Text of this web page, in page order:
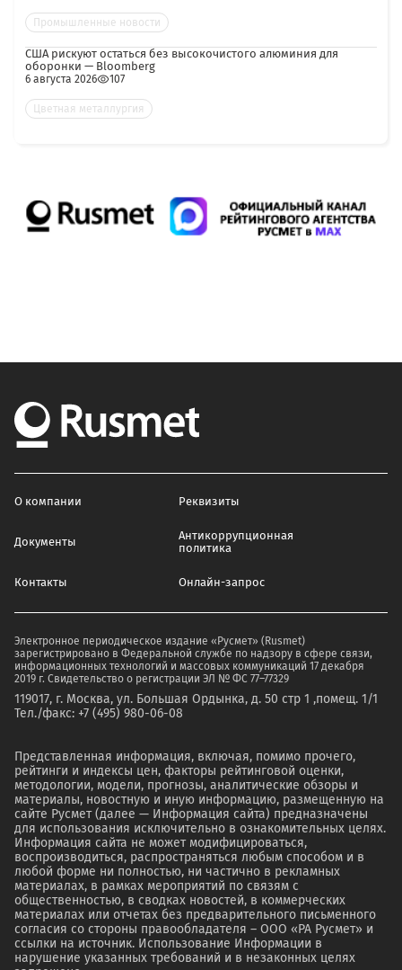
Промышленные новости
США рискуют остаться без высокочистого алюминия для
оборонки — Bloomberg
6 августа 2026 107
Цветная металлургия
О компании Реквизиты
Документы
Антикоррупционная
политика
Контакты Онлайн-запрос
Электронное периодическое издание «Русмет» (Rusmet)
зарегистрировано в Федеральной службе по надзору в сфере связи,
информационных технологий и массовых коммуникаций 17 декабря
2019 г. Свидетельство о регистрации ЭЛ № ФС 77–77329
119017, г. Москва, ул. Большая Ордынка, д. 50 стр 1 ,помещ. 1/1
Тел./факс: +7 (495) 980-06-08
Представленная информация, включая, помимо прочего,
рейтинги и индексы цен, факторы рейтинговой оценки,
методологии, модели, прогнозы, аналитические обзоры и
материалы, новостную и иную информацию, размещенную на
сайте Русмет (далее — Информация сайта) предназначены
для использования исключительно в ознакомительных целях.
Информация сайта не может модифицироваться,
воспроизводиться, распространяться любым способом и в
любой форме ни полностью, ни частично в рекламных
материалах, в рамках мероприятий по связям с
общественностью, в сводках новостей, в коммерческих
материалах или отчетах без предварительного письменного
согласия со стороны правообладателя – ООО «РА Русмет» и
ссылки на источник. Использование Информации в
нарушение указанных требований и в незаконных целях